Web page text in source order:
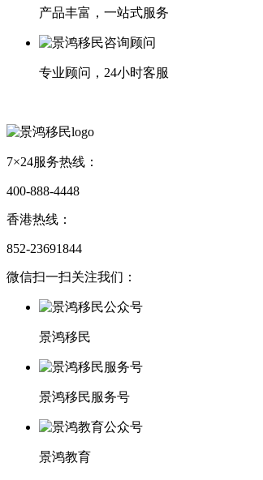
产品丰富，一站式服务
专业顾问，24小时客服
7×24服务热线：
400-888-4448
香港热线：
852-23691844
微信扫一扫关注我们：
景鸿移民
景鸿移民服务号
景鸿教育